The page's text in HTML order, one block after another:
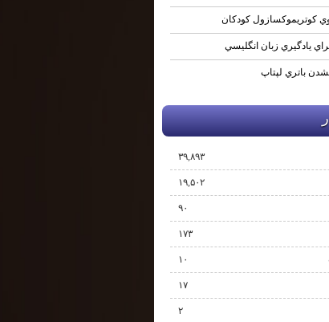
كوتريموكسازول كودكان
يادگيري زبان انگليسي
باتري لپتاپ
۳۹,۸۹۳
۱۹,۵۰۲
۹۰
۱۷۳
۱۰
۱۷
۲